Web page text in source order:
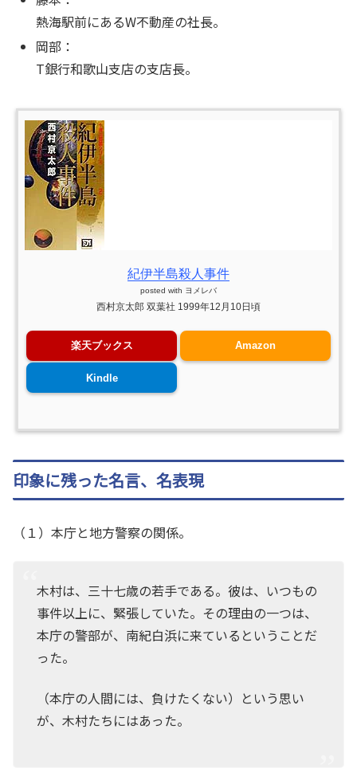
熱海駅前にあるW不動産の社長。
岡部：
T銀行和歌山支店の支店長。
紀伊半島殺人事件
posted with ヨメレバ
西村京太郎 双葉社 1999年12月10日頃
楽天ブックス Amazon
Kindle
印象に残った名言、名表現
（１）本庁と地方警察の関係。
木村は、三十七歳の若手である。彼は、いつもの
事件以上に、緊張していた。その理由の一つは、
本庁の警部が、南紀白浜に来ているということだ
った。
（本庁の人間には、負けたくない）という思い
が、木村たちにはあった。